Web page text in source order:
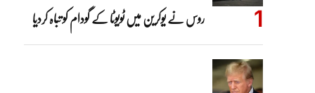
روس نے یوکرین میں ٹویوٹا کے گودام کو تباہ کردیا